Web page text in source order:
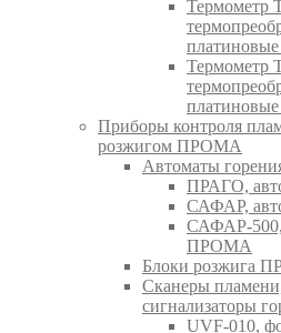
Термометр
Термометр
Приборы контроля
розжигом ПРОМА
Автоматы
ПРАГО,
САФАР,
САФАР-500,
ПРОМА
Блоки розжига
Сканеры
сигнализаторы
UVF-010,